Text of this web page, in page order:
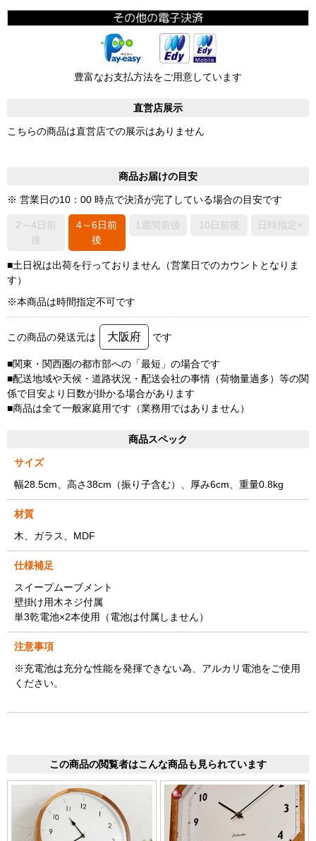
豊富なお支払方法をご用意しています
直営店展示
こちらの商品は直営店での展示はありません
商品お届けの目安
※ 営業日の10：00 時点で決済が完了している場合の目安です
2～4日前
後
4～6日前
後
1週間前後 10日前後 日時指定×
■土日祝は出荷を行っておりません（営業日でのカウントとなりま
す）
※本商品は時間指定不可です
この商品の発送元は 大阪府 です
■関東・関西圏の都市部への「最短」の場合です
■配送地域や天候・道路状況・配送会社の事情（荷物量過多）等の関
係で目安より日数が掛かる場合があります
■商品は全て一般家庭用です（業務用ではありません）
商品スペック
サイズ
幅28.5cm、高さ38cm（振り子含む）、厚み6cm、重量0.8kg
材質
木、ガラス、MDF
仕様補足
スイープムーブメント
壁掛け用木ネジ付属
単3乾電池×2本使用（電池は付属しません）
注意事項
※充電池は充分な性能を発揮できない為、アルカリ電池をご使用
ください。
この商品の閲覧者はこんな商品も見られています